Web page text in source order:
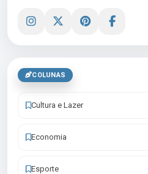
COLUNAS
Cultura e Lazer
Economia
Esporte